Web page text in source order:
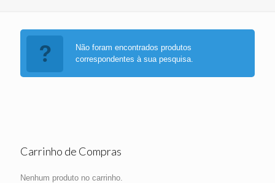
Não foram encontrados produtos
correspondentes à sua pesquisa.
Carrinho de Compras
Nenhum produto no carrinho.